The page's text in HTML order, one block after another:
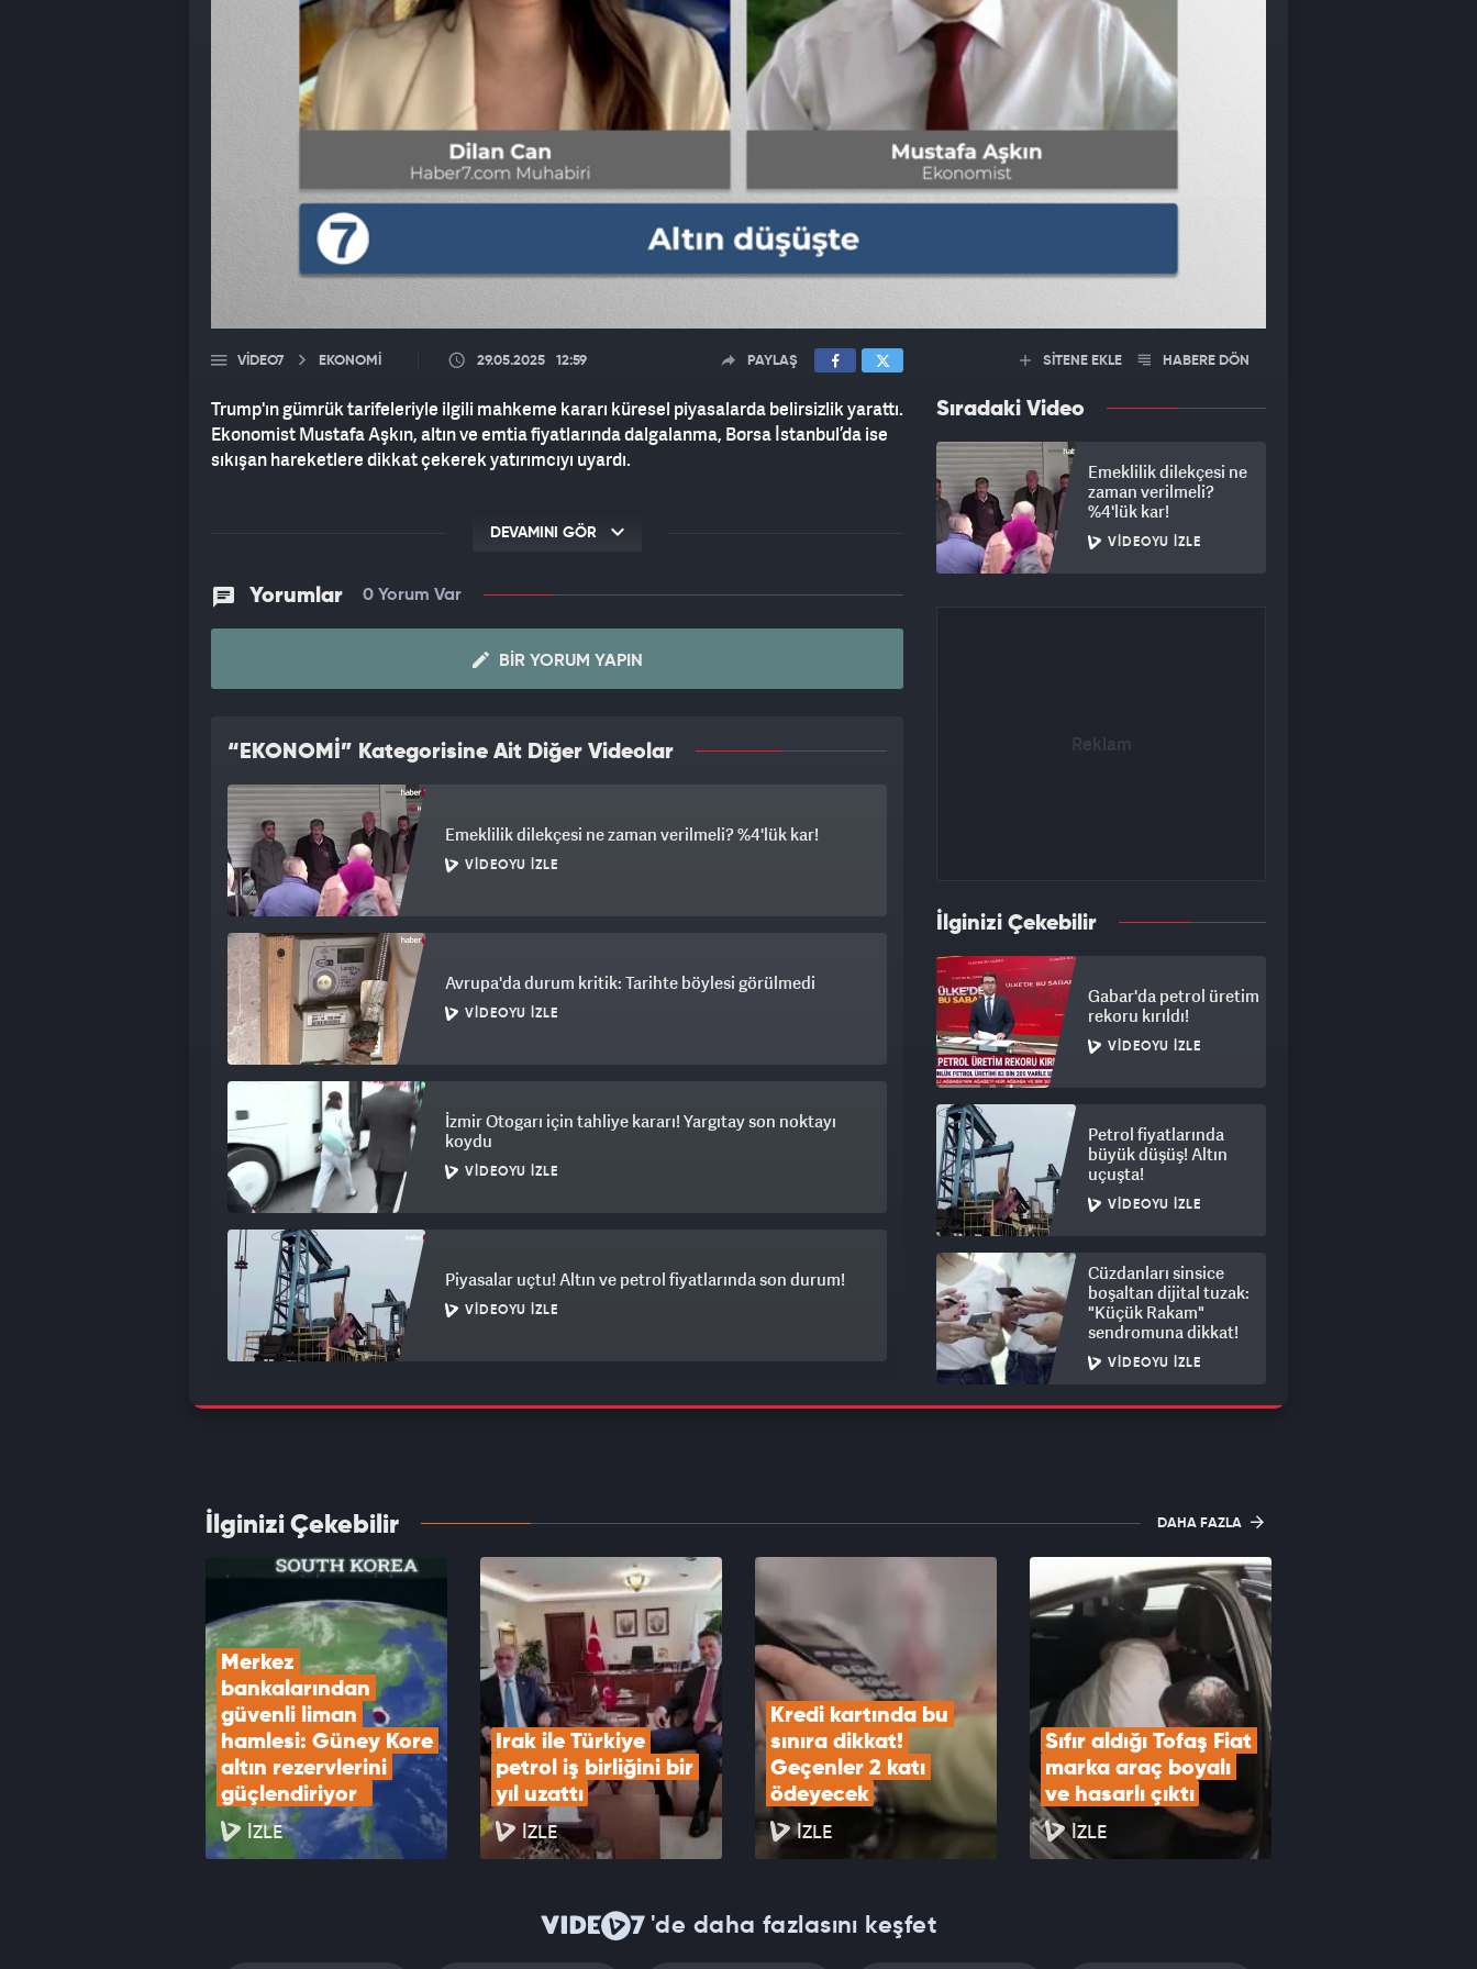
VIDEO7 EKONOMİ 29.05.2025 12:59 PAYLAŞ
Trump'ın gümrük tarifeleriyle ilgili mahkeme kararı küresel piyasalarda belirsizlik yarattı.
Ekonomist Mustafa Aşkın, altın ve emtia fiyatlarında dalgalanma, Borsa İstanbul’da ise
sıkışan hareketlere dikkat çekerek yatırımcıyı uyardı.
DEVAMINI GÖR
Yorumlar 0 Yorum Var
BIR YORUM YAPIN
“EKONOMİ” Kategorisine Ait Diğer Videolar
Emeklilik dilekçesi ne zaman verilmeli? %4'lük kar!
VIDEOYU İZLE
Avrupa'da durum kritik: Tarihte böylesi görülmedi
VIDEOYU İZLE
İzmir Otogarı için tahliye kararı! Yargıtay son noktayı
koydu
VIDEOYU İZLE
Piyasalar uçtu! Altın ve petrol fiyatlarında son durum!
VIDEOYU İZLE
Bardacık incirinde hasat heyecanı başladı
VIDEOYU İZLE
SİTENE EKLE HABERE DÖN
Sıradaki Video
Emeklilik dilekçesi ne
zaman verilmeli?
%4'lük kar!
VIDEOYU İZLE
İlginizi Çekebilir
Gabar'da petrol üretim
rekoru kırıldı!
VIDEOYU İZLE
Petrol fiyatlarında
büyük düşüş! Altın
uçuşta!
VIDEOYU İZLE
Cüzdanları sinsice
boşaltan dijital tuzak:
"Küçük Rakam"
sendromuna dikkat!
VIDEOYU İZLE
İlginizi Çekebilir DAHA FAZLA
Merkez
bankalarından
güvenli liman
hamlesi: Güney Kore
altın rezervlerini
güçlendiriyor
İZLE
Irak ile Türkiye
petrol iş birliğini bir
yıl uzattı
İZLE
Kredi kartında bu
sınıra dikkat!
Geçenler 2 katı
ödeyecek
İZLE
Sıfır aldığı Tofaş Fiat
marka araç boyalı
ve hasarlı çıktı
İZLE
'de daha fazlasını keşfet